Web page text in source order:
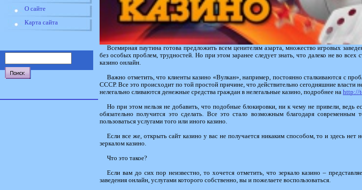
О сайте
Карта сайта
Всемирная паутина готова предложить всем ценителям азарта, множество игровых
без особых проблем, трудностей. Но при этом заранее следует знать, что далеко не во
казино онлайн.
Важно отметить, что клиенты казино «Вулкан», например, постоянно сталкиваются с
СССР. Все это происходит по той простой причине, что действительно сегодняшние власти
нелегально сливаются денежные средства граждан в нелегальные казино, подробнее на http://
Но при этом нельзя не добавить, что подобные блокировки, ни к чему не привели, ведь
обязательно получится это сделать. Все это стало возможным благодаря
пользоваться услугами того или иного казино.
Если все же, открыть сайт казино у вас не получается никаким способом, то и здесь
зеркалом казино.
Что это такое?
Если вам до сих пор неизвестно, то хочется отметить, что зеркало казино –
заведения онлайн, услугами которого собственно, вы и пожелаете воспользоваться.